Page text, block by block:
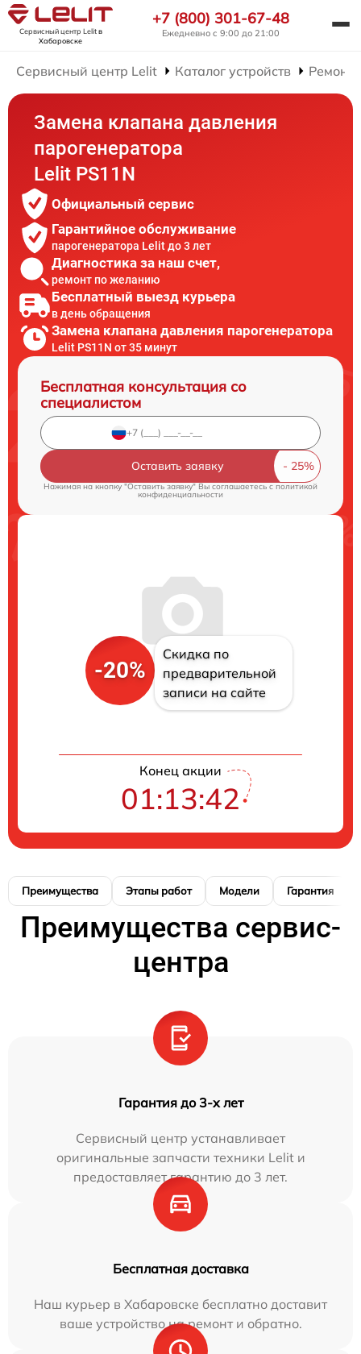
Сервисный центр Lelitв
Хабаровске
+7 (800) 301-67-48
Ежедневно с 9:00 до 21:00
Сервисный центр Lelit Каталог устройств Ремонт
Замена клапана давления
парогенератора
Lelit PS11N
Официальный сервис
Гарантийное обслуживание
парогенератора Lelit до 3 лет
Диагностика за наш счет,
ремонт по желанию
Бесплатный выезд курьера
в день обращения
Замена клапана давления парогенератора
Lelit PS11N от 35 минут
Бесплатная консультация со
специалистом
Оставить заявку
Нажимая на кнопку "Оставить заявку" Вы соглашаетесь cполитикой
конфиденциальности
-20%
Скидка по
предварительной
записи на сайте
Конец акции
01:13:41
Преимущества Этапы работ Модели Гарантия
Преимущества сервис-
центра
Гарантия до 3-х лет
Сервисный центр устанавливает
оригинальные запчасти техники Lelit и
предоставляет гарантию до 3 лет.
Бесплатная доставка
Наш курьер в Хабаровске бесплатно доставит
ваше устройство на ремонт и обратно.